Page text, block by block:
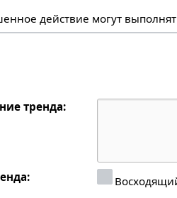
действие могут
тренда: